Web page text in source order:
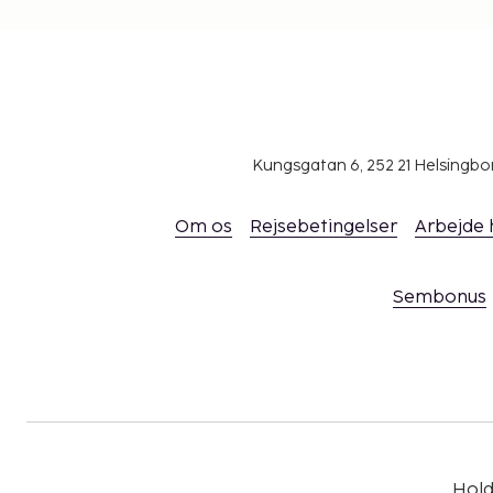
Kungsgatan 6, 252 21
Om os Rejsebetingelser Arbejde
Sembonus